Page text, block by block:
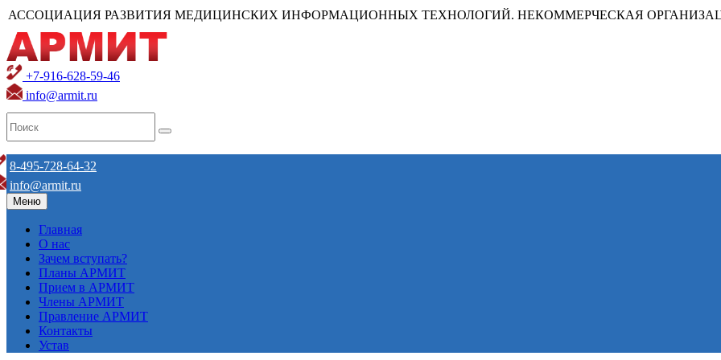
АССОЦИАЦИЯ РАЗВИТИЯ МЕДИЦИНСКИХ ИНФОРМАЦИОННЫХ ТЕХНОЛОГИЙ. НЕКОММЕРЧЕСКАЯ
+7-916-628-59-46
info@armit.ru
8-495-728-64-32
info@armit.ru
Меню
Главная
О нас
Зачем вступать?
Планы АРМИТ
Прием в АРМИТ
Члены АРМИТ
Правление АРМИТ
Контакты
Устав